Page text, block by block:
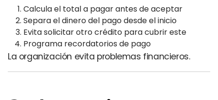
Calcula el total a pagar antes de aceptar
Separa el dinero del pago desde el inicio
Evita solicitar otro crédito para cubrir este
Programa recordatorios de pago
La organización evita problemas financieros.